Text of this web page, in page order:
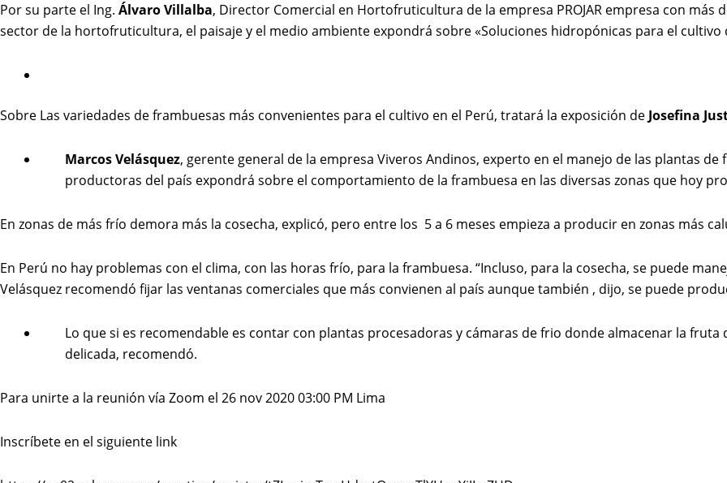
Por su parte el Ing. Álvaro Villalba, Director Comercial en Hortofruticultura de la empresa PROJAR empresa con
sector de la hortofruticultura, el paisaje y el medio ambiente expondrá sobre «Soluciones hidropónicas para el cultivo
Sobre Las variedades de frambuesas más convenientes para el cultivo en el Perú, tratará la exposición de Josefina
Marcos Velásquez, gerente general de la empresa Viveros Andinos, experto en el manejo de las plantas
productoras del país expondrá sobre el comportamiento de la frambuesa en las diversas zonas que hoy
En zonas de más frío demora más la cosecha, explicó, pero entre los 5 a 6 meses empieza a producir en zonas más
En Perú no hay problemas con el clima, con las horas frío, para la frambuesa. “Incluso, para la cosecha, se puede
Velásquez recomendó fijar las ventanas comerciales que más convienen al país aunque también , dijo, se puede
Lo que si es recomendable es contar con plantas procesadoras y cámaras de frio donde almacenar la
delicada, recomendó.
Para unirte a la reunión vía Zoom el 26 nov 2020 03:00 PM Lima
Inscríbete en el siguiente link